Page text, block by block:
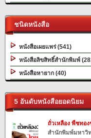
ชนิดหนังสือ
หนังสือเผยแพร่ (541)
หนังสือลิขสิทธิ์สำนักพิมพ์
หนังสือหายาก (40)
5 อันดับหนังสือยอดนิยม
ถั่วเหลือง พืชทอ
สำนักพิมพ์มหาวิ